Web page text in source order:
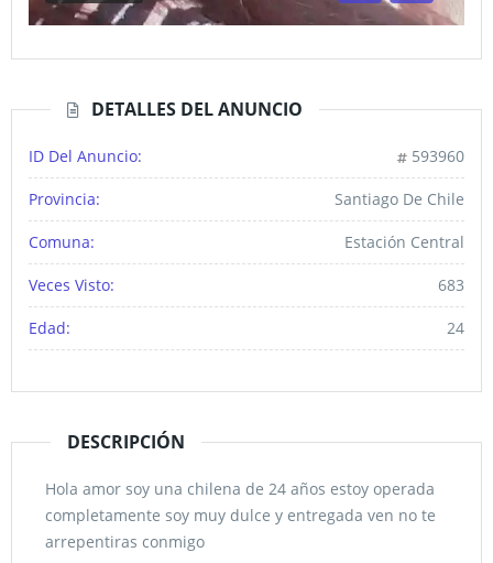
AnteriorSiguiente
DETALLES DEL ANUNCIO
ID Del Anuncio: 593960
Provincia: Santiago De Chile
Comuna: Estación Central
Veces Visto: 683
Edad: 24
DESCRIPCIÓN
Hola amor soy una chilena de 24 años estoy operada
completamente soy muy dulce y entregada ven no te
arrepentiras conmigo